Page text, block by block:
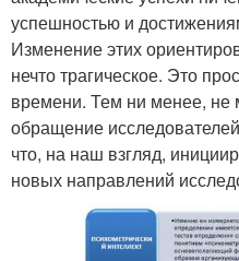
успешностью и
Изменение этих
нечто трагическое. Это
времени. Тем ни менее, не
обращение
что, на наш взгляд,
новых направлений